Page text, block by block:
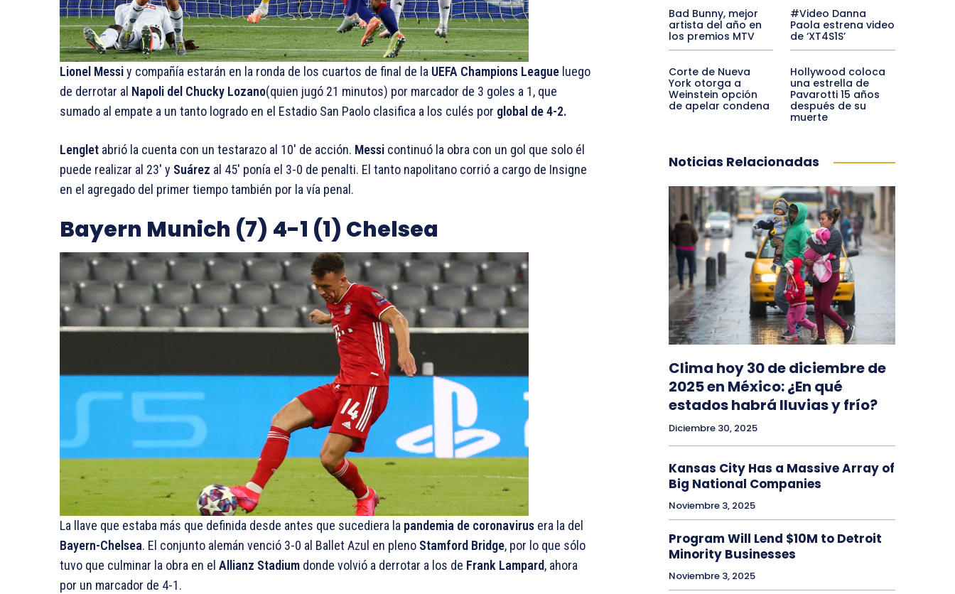
Lionel Messiy compañía estarán en la ronda de los cuartos de final de la UEFA Champions League luego
de derrotar al Napoli del Chucky Lozano(quien jugó 21 minutos) por marcador de 3 goles a 1, que
sumado al empate a un tanto logrado en el Estadio San Paolo clasifica a los culés por global de 4-2.
Lenglet abrió la cuenta con un testarazo al 10′ de acción. Messi continuó la obra con un gol que solo él
puede realizar al 23′ y Suárez al 45′ ponía el 3-0 de penalti. El tanto napolitano corrió a cargo de Insigne
en el agregado del primer tiempo también por la vía penal.
Bayern Munich (7) 4-1 (1) Chelsea
La llave que estaba más que definida desde antes que sucediera la pandemia de coronavirus era la del
Bayern-Chelsea. El conjunto alemán venció 3-0 al Ballet Azul en pleno Stamford Bridge, por lo que sólo
tuvo que culminar la obra en el Allianz Stadium donde volvió a derrotar a los de Frank Lampard, ahora
por un marcador de 4-1.
Bad Bunny, mejor
artista del año en
los premios MTV
#Video Danna
Paola estrena video
de ‘XT4S1S’
Corte de Nueva
York otorga a
Weinstein opción
de apelar condena
Hollywood coloca
una estrella de
Pavarotti 15 años
después de su
muerte
Noticias Relacionadas
Clima hoy 30 de diciembre de
2025 en México: ¿En qué
estados habrá lluvias y frío?
Diciembre 30, 2025
Kansas City Has a Massive Array of
Big National Companies
Noviembre 3, 2025
Program Will Lend $10M to Detroit
Minority Businesses
Noviembre 3, 2025